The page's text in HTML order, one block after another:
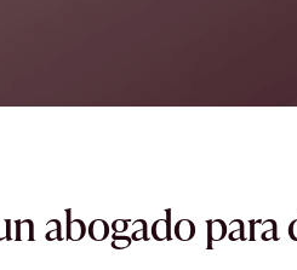
abogado para